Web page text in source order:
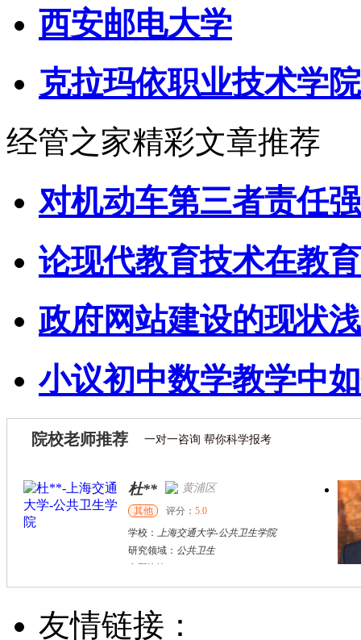
西安邮电大学
克拉玛依职业技术学院
经管之家精彩文章推荐
对机动车第三者责任
论现代教育技术在教
政府网站建设的现状
小议初中数学教学中
院校老师推荐 一对一咨询 帮你科学报考
杜** 黄浦区
其他 评分： 5.0
学校： 上海交通大学-公共卫生学院
研究领域： 公共卫生
万志宏 天津市
硕导
学校：南开大学
友情链接：